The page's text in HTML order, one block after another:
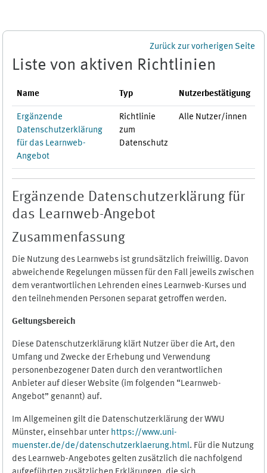
Zurück zur vorherigen Seite
Liste von aktiven Richtlinien
Name Typ Nutzerbestätigung
Ergänzende
Datenschutzerklärung
für das Learnweb-
Angebot
Richtlinie
zum
Datenschutz
Alle Nutzer/innen
Ergänzende Datenschutzerklärung für
das Learnweb-Angebot
Zusammenfassung
Die Nutzung des Learnwebs ist grundsätzlich freiwillig. Davon
abweichende Regelungen müssen für den Fall jeweils zwischen
dem verantwortlichen Lehrenden eines Learnweb-Kurses und
den teilnehmenden Personen separat getroffen werden.
Geltungsbereich
Diese Datenschutzerklärung klärt Nutzer über die Art, den
Umfang und Zwecke der Erhebung und Verwendung
personenbezogener Daten durch den verantwortlichen
Anbieter auf dieser Website (im folgenden “Learnweb-
Angebot” genannt) auf.
Im Allgemeinen gilt die Datenschutzerklärung der WWU
Münster, einsehbar unter https://www.uni-
muenster.de/de/datenschutzerklaerung.html. Für die Nutzung
des Learnweb-Angebotes gelten zusätzlich die nachfolgend